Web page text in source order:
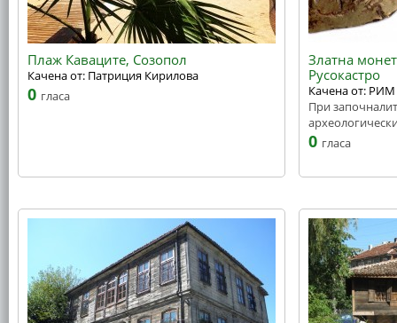
Плаж Каваците, Созопол
Качена от: Патриция Кирилова
0 гласа
Златна
Русокастро
Качена от: РИМ
При
0 гласа